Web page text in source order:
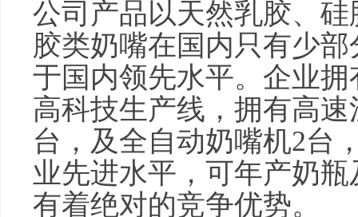
公司产品以天然乳胶、
胶类奶嘴在国内只有少
于国内领先水平。企业
高科技生产线，拥有高
台，及全自动奶嘴机2台
业先进水平，可年产奶
有着绝对的竞争优势。